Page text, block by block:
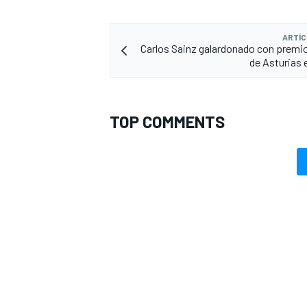
Carlos Sainz galardonado con
de Asturias
TOP COMMENTS